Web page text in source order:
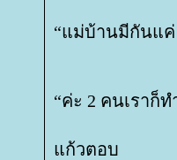
“แม่บ้านมีกันแค่
“ค่ะ 2 คนเราก็ท
ก้วตอบ